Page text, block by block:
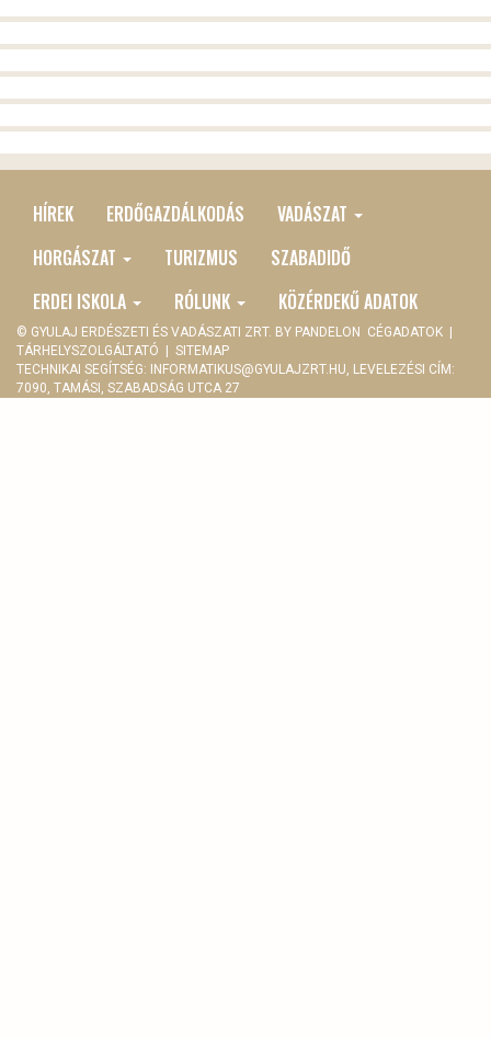
MAIN
MENU
HÍREK ERDŐGAZDÁLKODÁS
VADÁSZAT
HORGÁSZAT
TURIZMUS
SZABADIDŐ
ERDEI ISKOLA
RÓLUNK KÖZÉRDEKŰ ADATOK
© GYULAJ ERDÉSZETI ÉS VADÁSZATI ZRT. BY PANDELON CÉGADATOK |
TÁRHELYSZOLGÁLTATÓ | SITEMAP
TECHNIKAI SEGÍTSÉG: INFORMATIKUS@GYULAJZRT.HU, LEVELEZÉSI CÍM:
7090, TAMÁSI, SZABADSÁG UTCA 27